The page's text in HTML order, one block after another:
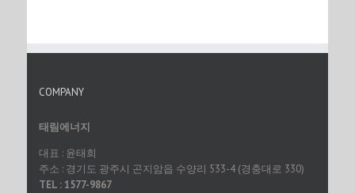
COMPANY
태림에너지
대표 : 윤태희
주소 : 경기도 광주시 곤지암읍 수양리 533-4 (경충대로 330)
TEL : 1577-9867